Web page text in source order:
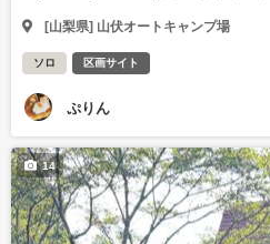
[山梨県] 山伏オートキャンプ場
ソロ 区画サイト
ぷりん
14